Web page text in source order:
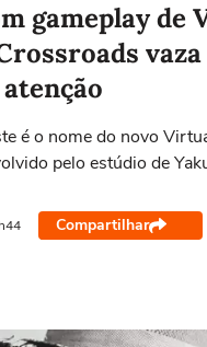
gameplay de
é o nome do novo
pelo estúdio de
Compartilhar